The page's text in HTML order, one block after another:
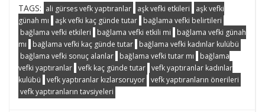
TAGS: ali gürses vefk yaptıranlar aşk vefki etkileri
aşk vefki
günah mı
aşk vefki kaç günde tutar
bağlama vefki belirtileri
bağlama vefki etkileri
bağlama vefki etkili mi
bağlama vefki günah
mı
bağlama vefki kaç günde tutar
bağlama vefki kadınlar kulübü
bağlama vefki sonuç alanlar
bağlama vefki tutar mı
bağlama
vefki yaptıranlar vefk kaç günde tutar vefk yaptıranlar kadınlar
kulübü
vefk yaptıranlar kızlarsoruyor vefk yaptıranların önerileri
vefk yaptıranların tavsiyeleri